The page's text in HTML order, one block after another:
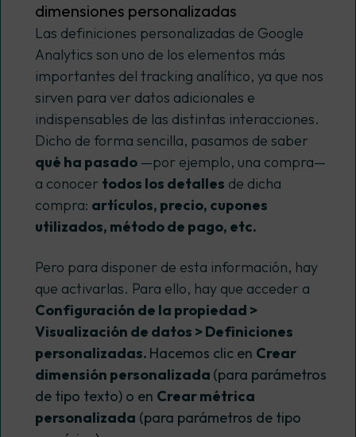
dimensiones personalizadas
Las definiciones personalizadas de Google
Analytics son uno de los elementos más
importantes del tracking analítico, ya que nos
sirven para ver datos adicionales e
indispensables de las distintas interacciones.
Dicho de forma sencilla, pasamos de saber
qué ha pasado —por ejemplo, una compra—
a conocer todos los detalles de dicha
compra: artículos, precio, cupones
utilizados, método de pago, etc.
Pero para disponer de esta información, hay
que activarlas. Para ello, hay que acceder a
Configuración de la propiedad >
Visualización de datos > Definiciones
personalizadas. Hacemos clic en Crear
dimensión personalizada (para parámetros
de tipo texto) o en Crear métrica
personalizada (para parámetros de tipo